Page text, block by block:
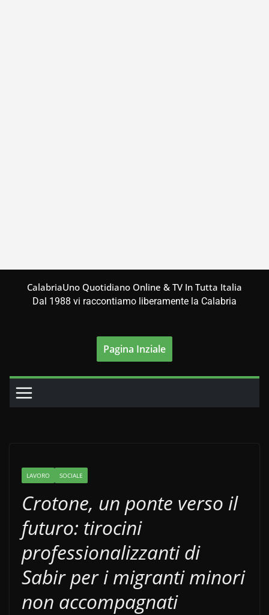
CalabriaUno Quotidiano Online & TV In Tutta Italia
Dal 1988 vi raccontiamo liberamente la Calabria
Pagina Inziale
LAVORO SOCIALE
Crotone, un ponte verso il
futuro: tirocini
professionalizzanti di
Sabir per i migranti minori
non accompagnati